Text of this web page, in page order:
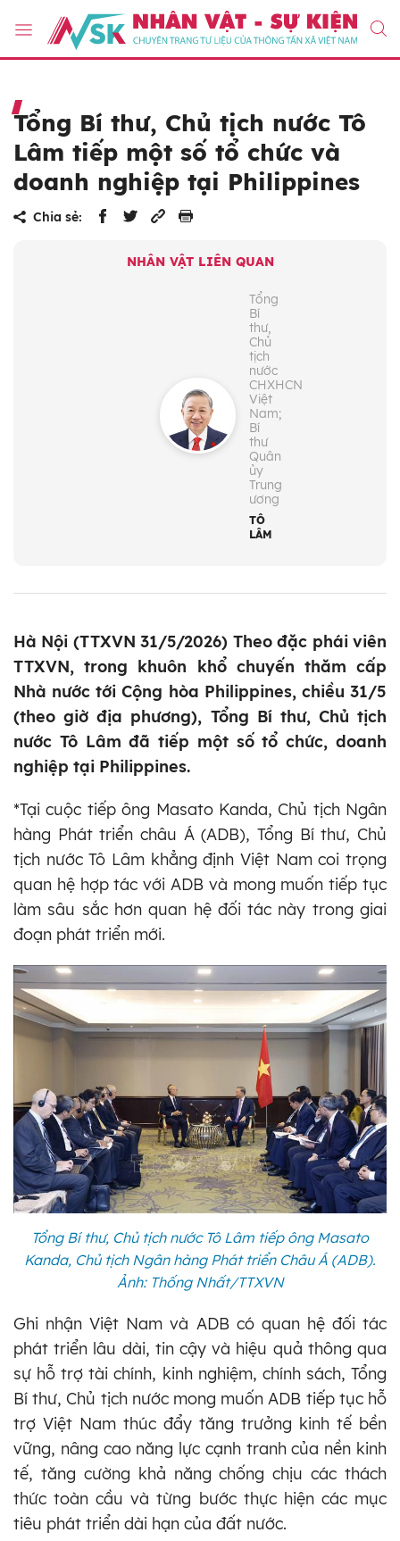
Tổng Bí thư, Chủ tịch nước Tô
Lâm tiếp một số tổ chức và
doanh nghiệp tại Philippines
Chia sẻ:
NHÂN VẬT LIÊN QUAN
Tổng
Bí
thư,
Chủ
tịch
nước
CHXHCN
Việt
Nam;
Bí
thư
Quân
ủy
Trung
ương
TÔ
LÂM
Hà Nội (TTXVN 31/5/2026) Theo đặc phái viên
TTXVN, trong khuôn khổ chuyến thăm cấp
Nhà nước tới Cộng hòa Philippines, chiều 31/5
(theo giờ địa phương), Tổng Bí thư, Chủ tịch
nước Tô Lâm đã tiếp một số tổ chức, doanh
nghiệp tại Philippines.
*Tại cuộc tiếp ông Masato Kanda, Chủ tịch Ngân
hàng Phát triển châu Á (ADB), Tổng Bí thư, Chủ
tịch nước Tô Lâm khẳng định Việt Nam coi trọng
quan hệ hợp tác với ADB và mong muốn tiếp tục
làm sâu sắc hơn quan hệ đối tác này trong giai
đoạn phát triển mới.
Tổng Bí thư, Chủ tịch nước Tô Lâm tiếp ông Masato
Kanda, Chủ tịch Ngân hàng Phát triển Châu Á (ADB).
Ảnh: Thống Nhất/TTXVN
Ghi nhận Việt Nam và ADB có quan hệ đối tác
phát triển lâu dài, tin cậy và hiệu quả thông qua
sự hỗ trợ tài chính, kinh nghiệm, chính sách, Tổng
Bí thư, Chủ tịch nước mong muốn ADB tiếp tục hỗ
trợ Việt Nam thúc đẩy tăng trưởng kinh tế bền
vững, nâng cao năng lực cạnh tranh của nền kinh
tế, tăng cường khả năng chống chịu các thách
thức toàn cầu và từng bước thực hiện các mục
tiêu phát triển dài hạn của đất nước.